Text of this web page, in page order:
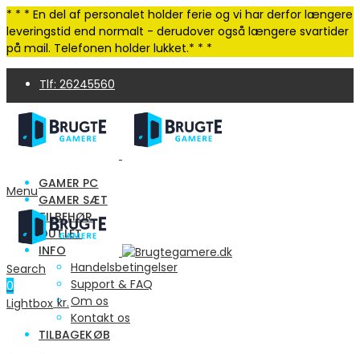
* * * En del af personalet holder ferie og vi har derfor længere
leveringstid end normalt - derudover også længere svartider
på mail. Telefonen holder lukket.* * *
Tlf: 26245560
4,9 Trustpilot | 250+ anmeldelser
GAMER PC
GAMER SÆT
TILBEHØR
OUTLET
INFO
Handelsbetingelser
Support & FAQ
Om os
Kontakt os
TILBAGEKØB
Menu
Search
0
Cart 0.00kr.
Lightbox